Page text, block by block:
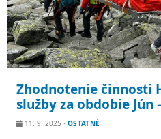
Zhodnotenie činnosti
služby za obdobie Jún
11. 9. 2025 · OSTATNÉ